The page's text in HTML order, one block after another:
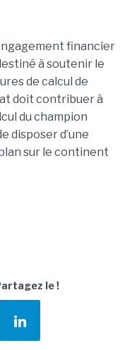
financier
à soutenir le
de calcul de
doit contribuer à
du champion
disposer d’une
sur le continent
le !